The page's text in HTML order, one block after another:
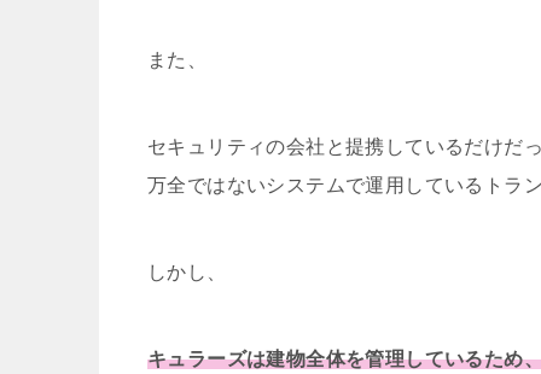
また、
セキュリティの会社と提携しているだけだっ
万全ではないシステムで運用しているトラ
しかし、
キュラーズは建物全体を管理しているため